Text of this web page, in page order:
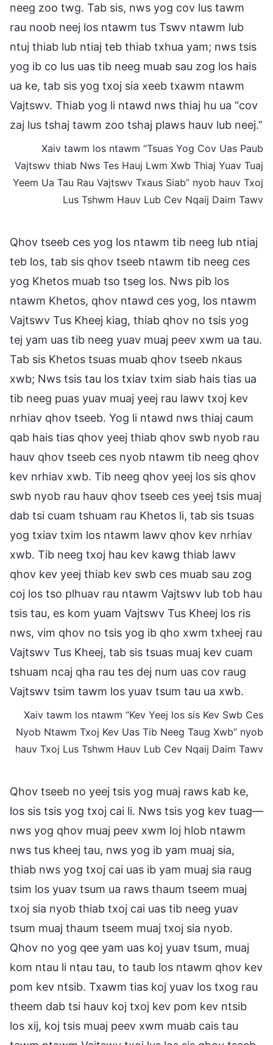
neeg zoo twg. Tab sis, nws yog cov lus tawm
rau noob neej los ntawm tus Tswv ntawm lub
ntuj thiab lub ntiaj teb thiab txhua yam; nws tsis
yog ib co lus uas tib neeg muab sau zog los hais
ua ke, tab sis yog txoj sia xeeb txawm ntawm
Vajtswv. Thiab yog li ntawd nws thiaj hu ua “cov
zaj lus tshaj tawm zoo tshaj plaws hauv lub neej.”
Xaiv tawm los ntawm “Tsuas Yog Cov Uas Paub
Vajtswv thiab Nws Tes Hauj Lwm Xwb Thiaj Yuav Tuaj
Yeem Ua Tau Rau Vajtswv Txaus Siab” nyob hauv Txoj
Lus Tshwm Hauv Lub Cev Nqaij Daim Tawv
Qhov tseeb ces yog los ntawm tib neeg lub ntiaj
teb los, tab sis qhov tseeb ntawm tib neeg ces
yog Khetos muab tso tseg los. Nws pib los
ntawm Khetos, qhov ntawd ces yog, los ntawm
Vajtswv Tus Kheej kiag, thiab qhov no tsis yog
tej yam uas tib neeg yuav muaj peev xwm ua tau.
Tab sis Khetos tsuas muab qhov tseeb nkaus
xwb; Nws tsis tau los txiav txim siab hais tias ua
tib neeg puas yuav muaj yeej rau lawv txoj kev
nrhiav qhov tseeb. Yog li ntawd nws thiaj caum
qab hais tias qhov yeej thiab qhov swb nyob rau
hauv qhov tseeb ces nyob ntawm tib neeg qhov
kev nrhiav xwb. Tib neeg qhov yeej los sis qhov
swb nyob rau hauv qhov tseeb ces yeej tsis muaj
dab tsi cuam tshuam rau Khetos li, tab sis tsuas
yog txiav txim los ntawm lawv qhov kev nrhiav
xwb. Tib neeg txoj hau kev kawg thiab lawv
qhov kev yeej thiab kev swb ces muab sau zog
coj los tso plhuav rau ntawm Vajtswv lub tob hau
tsis tau, es kom yuam Vajtswv Tus Kheej los ris
nws, vim qhov no tsis yog ib qho xwm txheej rau
Vajtswv Tus Kheej, tab sis tsuas muaj kev cuam
tshuam ncaj qha rau tes dej num uas cov raug
Vajtswv tsim tawm los yuav tsum tau ua xwb.
Xaiv tawm los ntawm “Kev Yeej los sis Kev Swb Ces
Nyob Ntawm Txoj Kev Uas Tib Neeg Taug Xwb” nyob
hauv Txoj Lus Tshwm Hauv Lub Cev Nqaij Daim Tawv
Qhov tseeb no yeej tsis yog muaj raws kab ke,
los sis tsis yog txoj cai li. Nws tsis yog kev tuag—
nws yog qhov muaj peev xwm loj hlob ntawm
nws tus kheej tau, nws yog ib yam muaj sia,
thiab nws yog txoj cai uas ib yam muaj sia raug
tsim los yuav tsum ua raws thaum tseem muaj
txoj sia nyob thiab txoj cai uas tib neeg yuav
tsum muaj thaum tseem muaj txoj sia nyob.
Qhov no yog qee yam uas koj yuav tsum, muaj
kom ntau li ntau tau, to taub los ntawm qhov kev
pom kev ntsib. Txawm tias koj yuav los txog rau
theem dab tsi hauv koj txoj kev pom kev ntsib
los xij, koj tsis muaj peev xwm muab cais tau